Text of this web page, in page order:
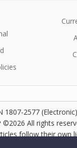
1807-2577 (Electronic)
©2026 All rights
follow their own